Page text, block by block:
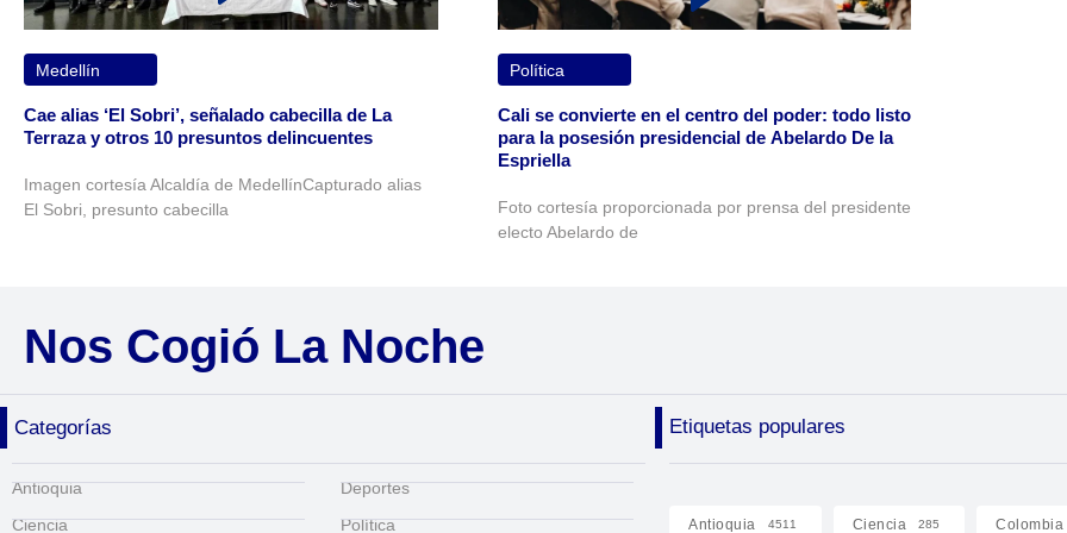
Medellín
Cae alias ‘El Sobri’, señalado cabecilla de La
Terraza y otros 10 presuntos delincuentes
Imagen cortesía Alcaldía de MedellínCapturado alias
El Sobri, presunto cabecilla
Política
Cali se convierte en el centro del poder: todo listo
para la posesión presidencial de Abelardo De la
Espriella
Foto cortesía proporcionada por prensa del presidente
electo Abelardo de
Nos Cogió La Noche
Categorías Etiquetas populares
Antioquia
Ciencia
Deportes
Política
Antioquia 4511 Ciencia 285 Colombia